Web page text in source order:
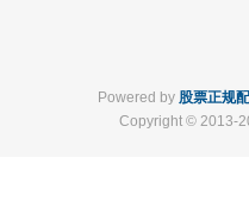
Powered by 股票正规
Copyright © 2013-